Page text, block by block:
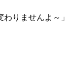
りませんよ～」